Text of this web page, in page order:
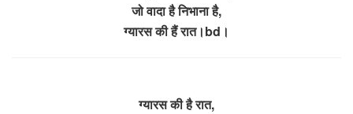
जो वादा है निभाना है,
ग्यारस की हैं रात।bd।
ग्यारस की है रात,